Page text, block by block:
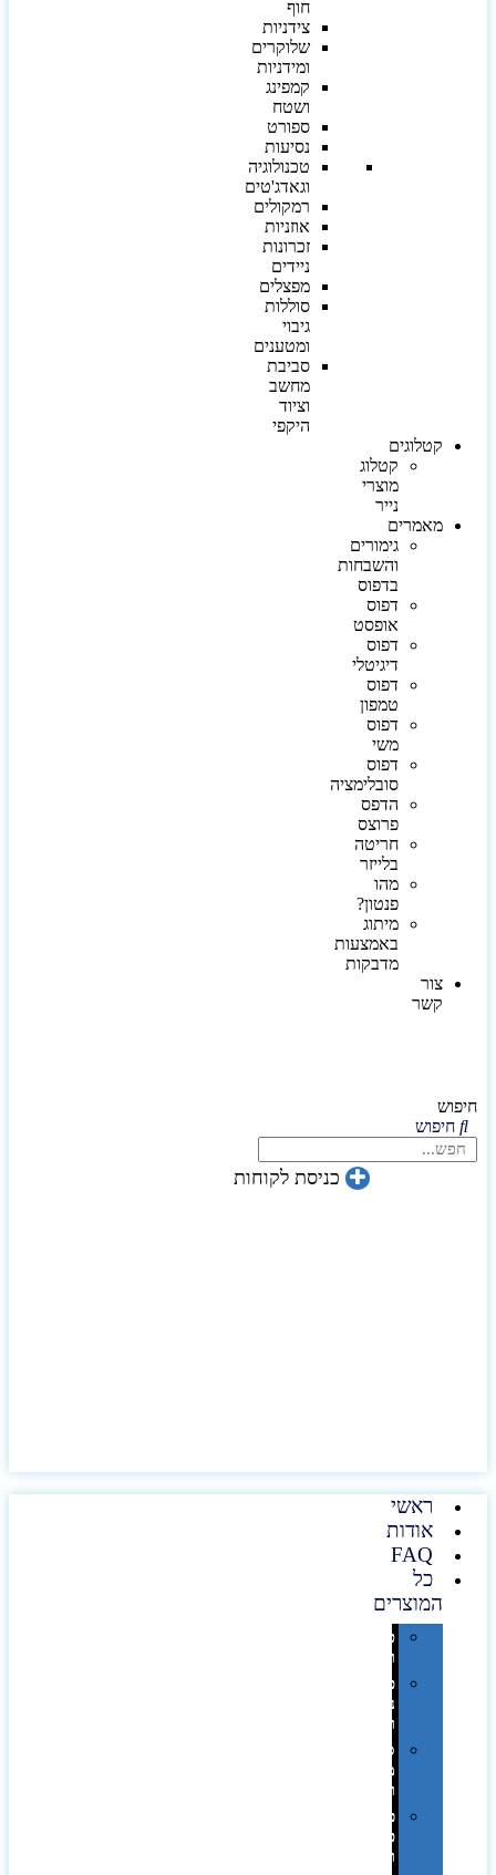
חוף
צידניות
שלוקרים
ומידניות
קמפינג
ושטח
ספורט
נסיעות
טכנולוגיה
וגאדג'טים
רמקולים
אוזניות
זכרונות
ניידים
מפצלים
סוללות
גיבוי
ומטענים
סביבת
מחשב
וציוד
היקפי
קטלוגים
קטלוג
מוצרי
נייר
מאמרים
גימורים
והשבחות
בדפוס
דפוס
אופסט
דפוס
דיגיטלי
דפוס
טמפון
דפוס
משי
דפוס
סובלימציה
הדפס
פרוצס
חריטה
בלייזר
מהו
פנטון?
מיתוג
באמצעות
מדבקות
צור
קשר
חיפוש
חיפוש
כניסת לקוחות
ראשי
אודות
FAQ
כל
המוצרים
טכנולוגיה
וגאדג'טים
פנאי,
נופש
ונסיעות
סביבת
משרד
ופרימיום
כלים,
פנסים
ורכב